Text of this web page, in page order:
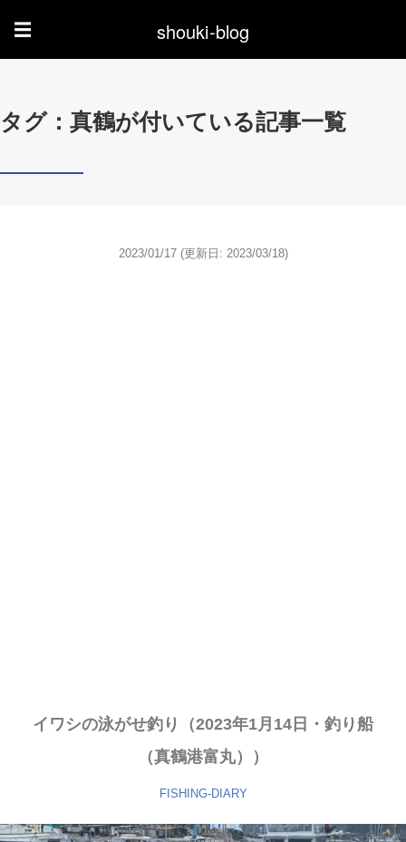
☰ shouki-blog
タグ：真鶴が付いている記事一覧
2023/01/17 (更新日: 2023/03/18)
イワシの泳がせ釣り（2023年1月14日・釣り船
（真鶴港富丸））
FISHING-DIARY